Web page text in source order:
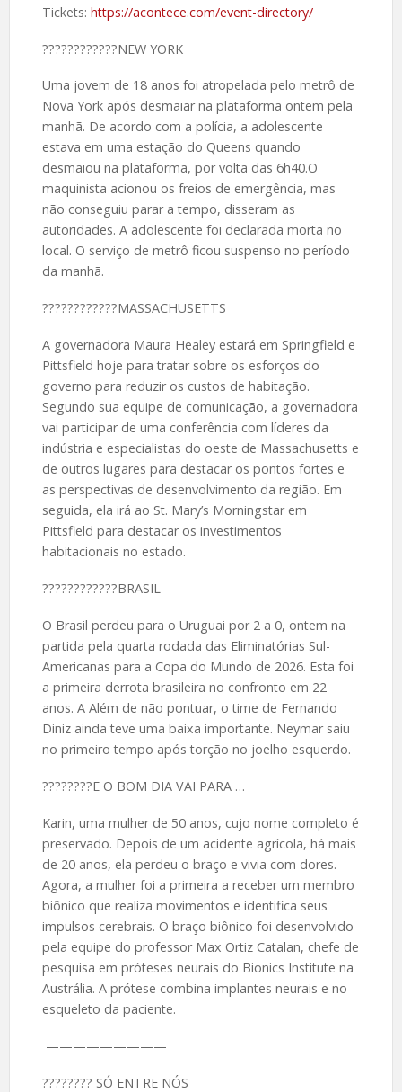
Tickets: https://acontece.com/event-directory/
????️????????NEW YORK
Uma jovem de 18 anos foi atropelada pelo metrô de
Nova York após desmaiar na plataforma ontem pela
manhã. De acordo com a polícia, a adolescente
estava em uma estação do Queens quando
desmaiou na plataforma, por volta das 6h40.O
maquinista acionou os freios de emergência, mas
não conseguiu parar a tempo, disseram as
autoridades. A adolescente foi declarada morta no
local. O serviço de metrô ficou suspenso no período
da manhã.
????️????????MASSACHUSETTS
A governadora Maura Healey estará em Springfield e
Pittsfield hoje para tratar sobre os esforços do
governo para reduzir os custos de habitação.
Segundo sua equipe de comunicação, a governadora
vai participar de uma conferência com líderes da
indústria e especialistas do oeste de Massachusetts e
de outros lugares para destacar os pontos fortes e
as perspectivas de desenvolvimento da região. Em
seguida, ela irá ao St. Mary’s Morningstar em
Pittsfield para destacar os investimentos
habitacionais no estado.
????️????????BRASIL
O Brasil perdeu para o Uruguai por 2 a 0, ontem na
partida pela quarta rodada das Eliminatórias Sul-
Americanas para a Copa do Mundo de 2026. Esta foi
a primeira derrota brasileira no confronto em 22
anos. A Além de não pontuar, o time de Fernando
Diniz ainda teve uma baixa importante. Neymar saiu
no primeiro tempo após torção no joelho esquerdo.
????️????E O BOM DIA VAI PARA …
Karin, uma mulher de 50 anos, cujo nome completo é
preservado. Depois de um acidente agrícola, há mais
de 20 anos, ela perdeu o braço e vivia com dores.
Agora, a mulher foi a primeira a receber um membro
biônico que realiza movimentos e identifica seus
impulsos cerebrais. O braço biônico foi desenvolvido
pela equipe do professor Max Ortiz Catalan, chefe de
pesquisa em próteses neurais do Bionics Institute na
Austrália. A prótese combina implantes neurais e no
esqueleto da paciente.
—————————
????️???? SÓ ENTRE NÓS